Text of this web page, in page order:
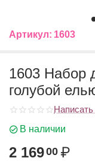
Артикул: 1603
1603 Набор
голубой
В наличии
2 16900 ₽